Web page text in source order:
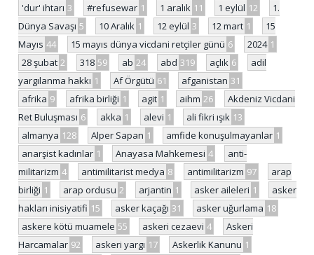
'dur' ihtarı 3 #refusewar 1 1 aralık 11 1 eylül 12
1.
Dünya Savaşı 5 10 Aralık 1 12 eylül 3 12 mart 1
15
Mayıs 44 15 mayıs dünya vicdani retçiler günü 6 2024 1
28 şubat 2 318 59 ab 24 abd 319 açlık 6
adil
yargılanma hakkı 1 Af Örgütü 61 afganistan 31
afrika 9 afrika birliği 1 agit 1 aihm 26
Akdeniz Vicdani
Ret Buluşması 6 akka 1 alevi 1 ali fikri ışık 13
almanya 128 Alper Sapan 1 amfide konuşulmayanlar 1
anarşist kadınlar 1 Anayasa Mahkemesi 4
anti-
militarizm 4 antimilitarist medya 8 antimilitarizm 97
arap
birliği 1 arap ordusu 2 arjantin 1 asker aileleri 1
asker
hakları inisiyatifi 15 asker kaçağı 31 asker uğurlama 18
askere kötü muamele 55 askeri cezaevi 4
Askeri
Harcamalar 92 askeri yargı 17 Askerlik Kanunu 1